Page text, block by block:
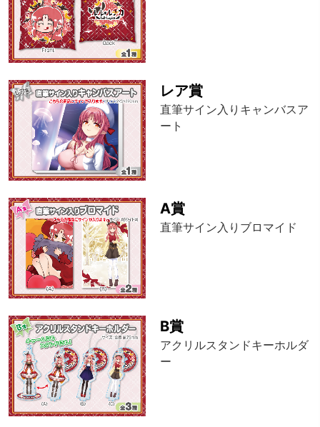
レア賞
直筆サイン入りキャンバスア
ート
A賞
直筆サイン入りブロマイド
B賞
アクリルスタンドキーホルダ
ー